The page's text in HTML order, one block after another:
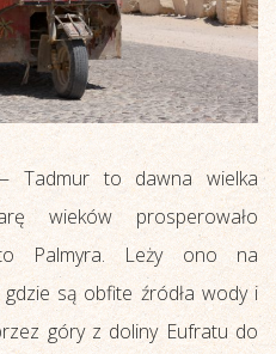
Tadmur to dawna wielka
wieków prosperowało
Palmyra. Leży ono na
są obfite źródła wody i
góry z doliny Eufratu do